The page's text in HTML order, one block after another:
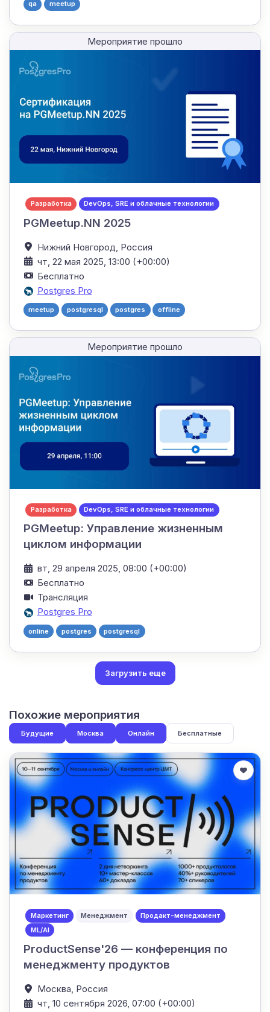
qa meetup
Мероприятие прошло
Разработка DevOps, SRE и облачные технологии
PGMeetup.NN 2025
Нижний Новгород, Россия
чт, 22 мая 2025, 13:00 (+00:00)
Бесплатно
Postgres Pro
meetup postgresql postgres offline
Мероприятие прошло
Разработка DevOps, SRE и облачные технологии
PGMeetup: Управление жизненным
циклом информации
вт, 29 апреля 2025, 08:00 (+00:00)
Бесплатно
Трансляция
Postgres Pro
online postgres postgresql
Загрузить еще
Похожие мероприятия
Будущие Москва Онлайн Бесплатные
Маркетинг Менеджмент
Продакт-менеджмент
ML/AI
ProductSense'26 — конференция по
менеджменту продуктов
Москва, Россия
чт, 10 сентября 2026, 07:00 (+00:00)